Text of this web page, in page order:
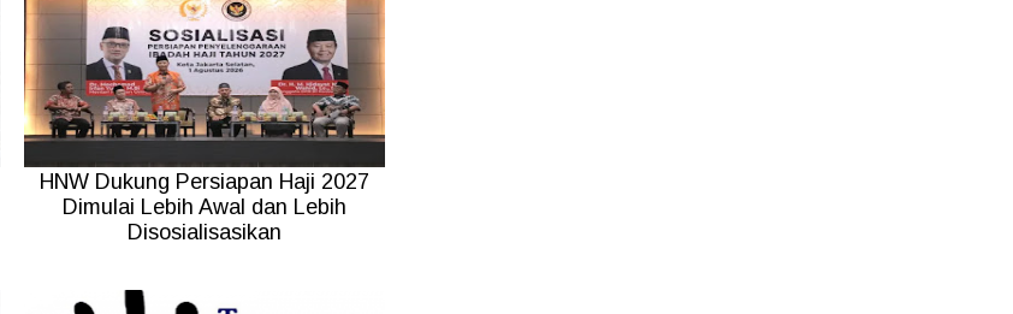
HNW Dukung Persiapan Haji 2027
Dimulai Lebih Awal dan Lebih
Disosialisasikan